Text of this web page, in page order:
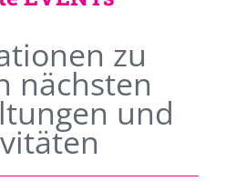
zu
nächsten
und